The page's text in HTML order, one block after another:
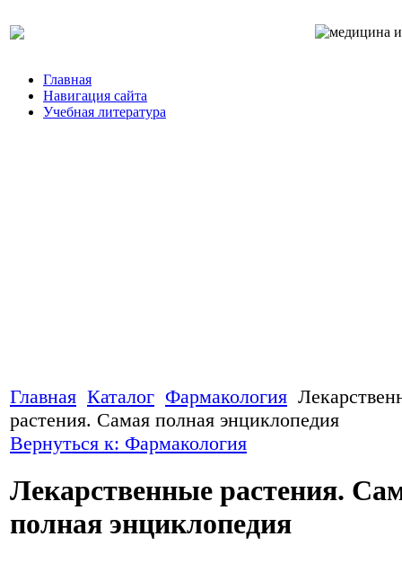
Главная
Навигация сайта
Учебная литература
Главная Каталог Фармакология
растения. Самая полная энциклопедия
Вернуться к: Фармакология
Лекарственные растения.
полная энциклопедия